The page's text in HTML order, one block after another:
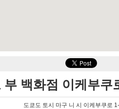
부 백화점 이케부쿠
도쿄도 토시 마구 니 시 이케부쿠로